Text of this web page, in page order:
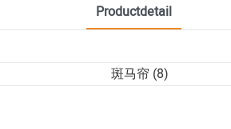
Productdetail